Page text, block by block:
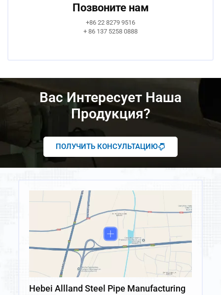
Позвоните нам
+86 22 8279 9516
+ 86 137 5258 0888
Вас Интересует Наша
Продукция?
ПОЛУЧИТЬ КОНСУЛЬТАЦИЮ
Hebei Allland Steel Pipe Manufacturing